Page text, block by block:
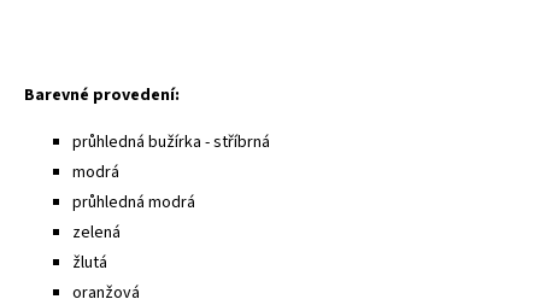
Barevné provedení:
průhledná bužírka - stříbrná
modrá
průhledná modrá
zelená
žlutá
oranžová